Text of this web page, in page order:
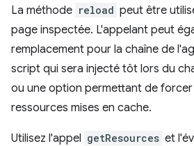
La méthode reload peut être
page inspectée. L'appelant peut
remplacement pour la chaîne de
script qui sera injecté tôt lors du
ou une option permettant de
ressources mises en cache.
Utilisez l'appel getResources et